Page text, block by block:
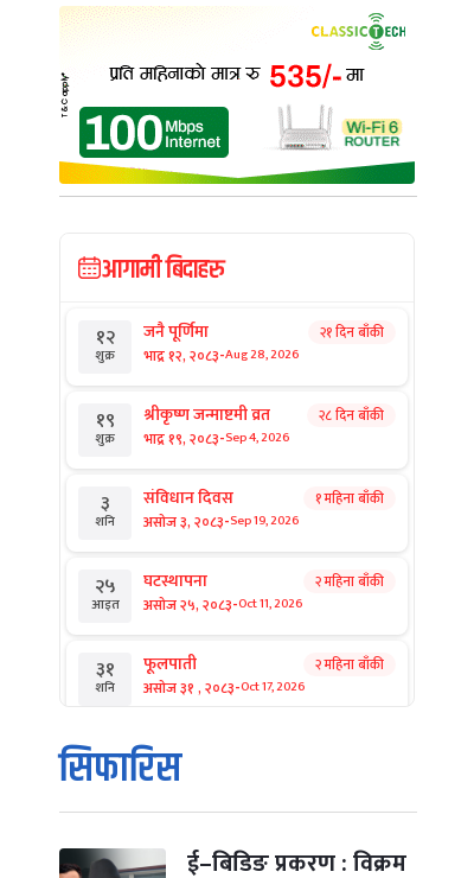
आगामी बिदाहरु
१२
शुक्र
जनै पूर्णिमा
भाद्र १२, २०८३-Aug 28, 2026
२१ दिन बाँकी
१९
शुक्र
श्रीकृष्ण जन्माष्टमी व्रत
भाद्र १९, २०८३-Sep 4, 2026
२८ दिन बाँकी
३
शनि
संविधान दिवस
असोज ३, २०८३-Sep 19, 2026
१ महिना बाँकी
२५
आइत
घटस्थापना
असोज २५, २०८३-Oct 11, 2026
२ महिना बाँकी
३१
शनि
फूलपाती
असोज ३१ , २०८३-Oct 17, 2026
२ महिना बाँकी
१
आइत
कार्तिक सङ्क्रान्ति
कार्तिक १, २०८३
मंगल कार्तिक ३, २०८३-Oct 20, 2026
सिफारिस
ई–बिडिङ प्रकरण : विक्रम